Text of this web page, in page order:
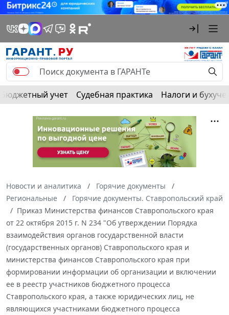
Бюджетный учет Судебная практика Налоги и
Новости и аналитика
Горячие документы
Региональные
Горячие документы. Ставропольский край
Приказ Министерства финансов Ставропольского края
от 22 октября 2015 г. N 234 "Об утверждении Порядка
взаимодействия органов государственной власти
(государственных органов) Ставропольского края и
министерства финансов Ставропольского края при
формировании информации об организации и включении
ее в реестр участников бюджетного процесса
Ставропольского края, а также юридических лиц, не
являющихся участниками бюджетного процесса